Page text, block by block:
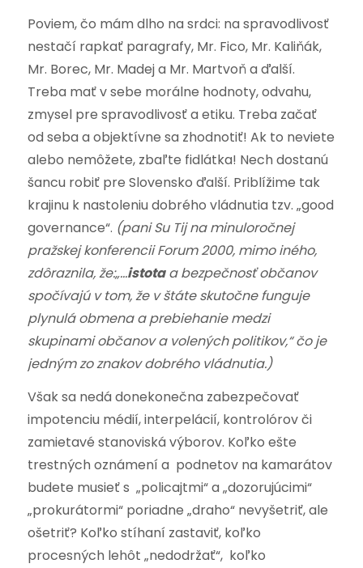
Poviem, čo mám dlho na srdci: na spravodlivosť
nestačí rapkať paragrafy, Mr. Fico, Mr. Kaliňák,
Mr. Borec, Mr. Madej a Mr. Martvoň a ďalší.
Treba mať v sebe morálne hodnoty, odvahu,
zmysel pre spravodlivosť a etiku. Treba začať
od seba a objektívne sa zhodnotiť! Ak to neviete
alebo nemôžete, zbaľte fidlátka! Nech dostanú
šancu robiť pre Slovensko ďalší. Priblížime tak
krajinu k nastoleniu dobrého vládnutia tzv. „good
governance“. (pani Su Tij na minuloročnej
pražskej konferencii Forum 2000, mimo iného,
zdôraznila, že:„…istotaa bezpečnosť občanov
spočívajú v tom, že v štáte skutočne funguje
plynulá obmena a prebiehanie medzi
skupinami občanov a volených politikov,“ čo je
jedným zo znakov dobrého vládnutia.)
Však sa nedá donekonečna zabezpečovať
impotenciu médií, interpelácií, kontrolórov či
zamietavé stanoviská výborov. Koľko ešte
trestných oznámení a podnetov na kamarátov
budete musieť s „policajtmi“ a „dozorujúcimi“
„prokurátormi“ poriadne „draho“ nevyšetriť, ale
ošetriť? Koľko stíhaní zastaviť, koľko
procesných lehôt „nedodržať“, koľko